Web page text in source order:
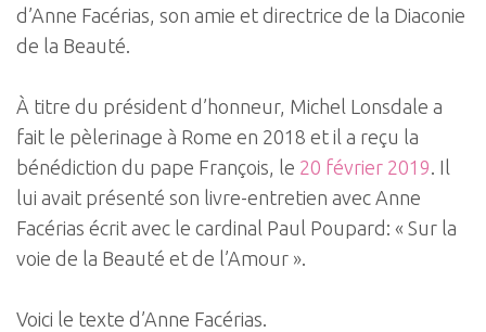
d’Anne Facérias, son amie et directrice de la Diaconie
de la Beauté.
À titre du président d’honneur, Michel Lonsdale a
fait le pèlerinage à Rome en 2018 et il a reçu la
bénédiction du pape François, le 20 février 2019. Il
lui avait présenté son livre-entretien avec Anne
Facérias écrit avec le cardinal Paul Poupard: « Sur la
voie de la Beauté et de l’Amour ».
Voici le texte d’Anne Facérias.